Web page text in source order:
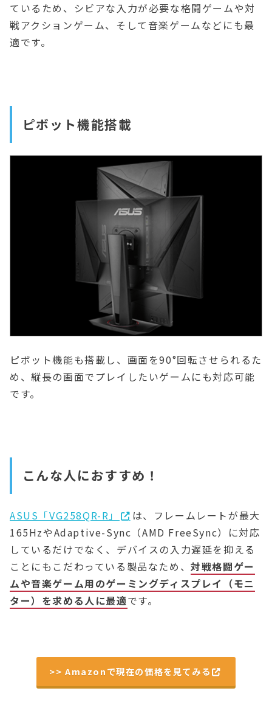
ているため、シビアな入力が必要な格闘ゲームや対
戦アクションゲーム、そして音楽ゲームなどにも最
適です。
ピボット機能搭載
ピボット機能も搭載し、画面を90°回転させられるた
め、縦長の画面でプレイしたいゲームにも対応可能
です。
こんな人におすすめ！
ASUS「VG258QR-R」
は、フレームレートが最大
165HzやAdaptive-Sync（AMD FreeSync）に対応
しているだけでなく、デバイスの入力遅延を抑える
ことにもこだわっている製品なため、対戦格闘ゲー
ムや音楽ゲーム用のゲーミングディスプレイ（モニ
ター）を求める人に最適です。
>> Amazonで現在の価格を見てみる